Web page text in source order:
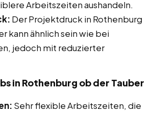
Arbeitszeiten aushandeln.
Der Projektdruck in Rothenburg
kann ähnlich sein wie bei
jedoch mit reduzierter
in Rothenburg ob der Tauber
Sehr flexible Arbeitszeiten, die